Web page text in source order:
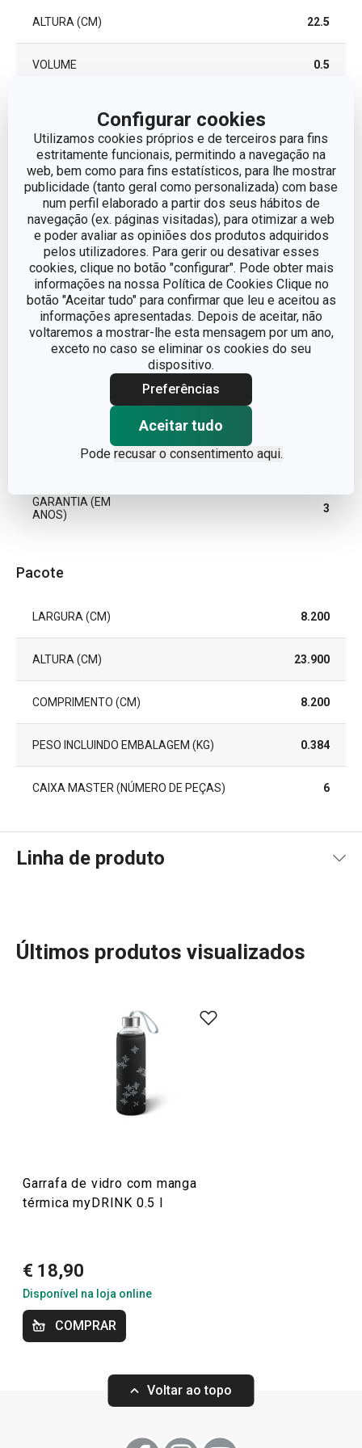
Configurar cookies
Utilizamos cookies próprios e de terceiros para fins
estritamente funcionais, permitindo a navegação na
web, bem como para fins estatísticos, para lhe mostrar
publicidade (tanto geral como personalizada) com base
num perfil elaborado a partir dos seus hábitos de
navegação (ex. páginas visitadas), para otimizar a web
e poder avaliar as opiniões dos produtos adquiridos
pelos utilizadores. Para gerir ou desativar esses
cookies, clique no botão "configurar". Pode obter mais
informações na nossa Política de Cookies Clique no
botão "Aceitar tudo" para confirmar que leu e aceitou as
informações apresentadas. Depois de aceitar, não
voltaremos a mostrar-lhe esta mensagem por um ano,
exceto no caso se eliminar os cookies do seu
dispositivo.
Preferências
Aceitar tudo
Pode recusar o consentimento aqui.
ALTURA (CM) 22.5
VOLUME 0.5
Outros parâmetros
CATEGORIA Viagem
LINHA DE
PRODUTO
myDRINK
MATERIAL
Silicone, aço inoxidável vidro
borosilicato
8595028407440
GARANTIA (EM
ANOS)
3
Pacote
LARGURA (CM) 8.200
ALTURA (CM) 23.900
COMPRIMENTO (CM) 8.200
PESO INCLUINDO EMBALAGEM (KG) 0.384
CAIXA MASTER (NÚMERO DE PEÇAS) 6
Linha de produto
Utensílios de Cozinha Virais
Mais Vendidos
Especial Mundial: A Melhor Equipa para a sua
Cozinha
OUTLET
Últimos produtos visualizados
Garrafa de vidro com manga
térmica myDRINK 0.5 l
€ 18,90
Disponível na loja online
COMPRAR
Voltar ao topo